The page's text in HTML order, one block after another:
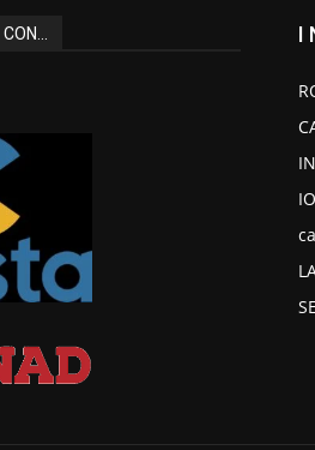
I